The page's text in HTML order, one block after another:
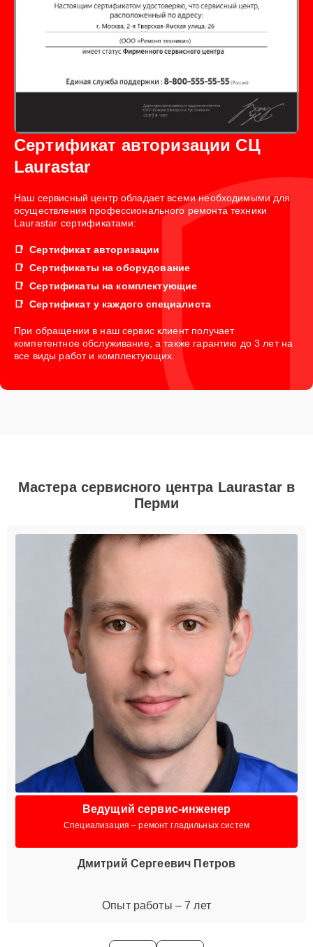
Сертификат авторизации СЦ
Laurastar
Наш сервисный центр обладает всеми необходимыми для
осуществления профессионального ремонта техники
Laurastar сертификатами:
Сертификат авторизации
Сертификаты на оборудование
Сертификаты на комплектующие
Сертификат у каждого специалиста
При обращении в наш сервис клиент получает
компетентное обслуживание, а также гарантию до 3 лет на
все виды работ и комплектующих.
Мастера сервисного центра Laurastar в
Перми
Ведущий сервис-инженер
Специализация – ремонт гладильных систем
Дмитрий Сергеевич Петров
Опыт работы – 7 лет